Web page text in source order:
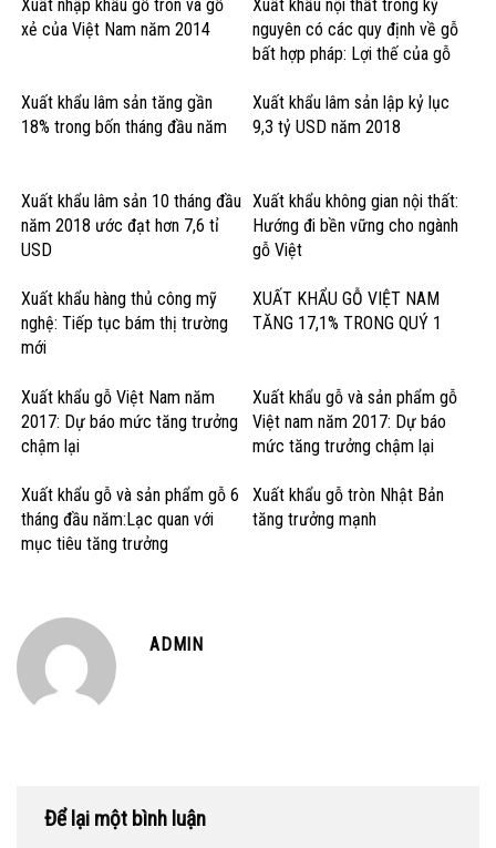
Xuất nhập khẩu gỗ tròn và gỗ
xẻ của Việt Nam năm 2014
Xuất khẩu nội thất trong kỷ
nguyên có các quy định về gỗ
bất hợp pháp: Lợi thế của gỗ
Xuất khẩu lâm sản tăng gần
18% trong bốn tháng đầu năm
Xuất khẩu lâm sản lập kỷ lục
9,3 tỷ USD năm 2018
Xuất khẩu lâm sản 10 tháng đầu
năm 2018 ước đạt hơn 7,6 tỉ
USD
Xuất khẩu không gian nội thất:
Hướng đi bền vững cho ngành
gỗ Việt
Xuất khẩu hàng thủ công mỹ
nghệ: Tiếp tục bám thị trường
mới
XUẤT KHẨU GỖ VIỆT NAM
TĂNG 17,1% TRONG QUÝ 1
Xuất khẩu gỗ Việt Nam năm
2017: Dự báo mức tăng trưởng
chậm lại
Xuất khẩu gỗ và sản phẩm gỗ
Việt nam năm 2017: Dự báo
mức tăng trưởng chậm lại
Xuất khẩu gỗ và sản phẩm gỗ 6
tháng đầu năm:Lạc quan với
mục tiêu tăng trưởng
Xuất khẩu gỗ tròn Nhật Bản
tăng trưởng mạnh
ADMIN
Để lại một bình luận